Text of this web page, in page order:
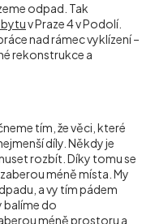
odpad. Tak
bytuv Praze 4 v Podolí.
nad rámec vyklízení –
rekonstrukce a
tím, že věci, které
díly. Někdy je
rozbít. Díky tomu se
méně místa. My
a vy tím pádem
balíme do
méně prostoru a